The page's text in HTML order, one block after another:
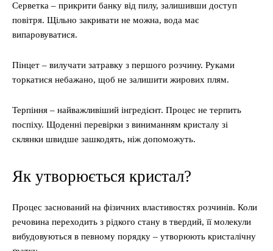
Серветка – прикрити банку від пилу, залишивши доступ
повітря. Щільно закривати не можна, вода має
випаровуватися.
Пінцет – вилучати затравку з першого розчину. Руками
торкатися небажано, щоб не залишити жирових плям.
Терпіння – найважливіший інгредієнт. Процес не терпить
поспіху. Щоденні перевірки з виниманням кристалу зі
склянки швидше зашкодять, ніж допоможуть.
Як утворюється кристал?
Процес заснований на фізичних властивостях розчинів. Коли
речовина переходить з рідкого стану в твердий, її молекули
вибудовуються в певному порядку – утворюють кристалічну